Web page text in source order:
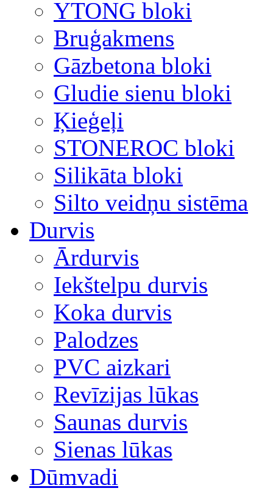
YTONG bloki
Bruģakmens
Gāzbetona bloki
Gludie sienu bloki
Ķieģeļi
STONEROC bloki
Silikāta bloki
Silto veidņu sistēma
Durvis
Ārdurvis
Iekštelpu durvis
Koka durvis
Palodzes
PVC aizkari
Revīzijas lūkas
Saunas durvis
Sienas lūkas
Dūmvadi